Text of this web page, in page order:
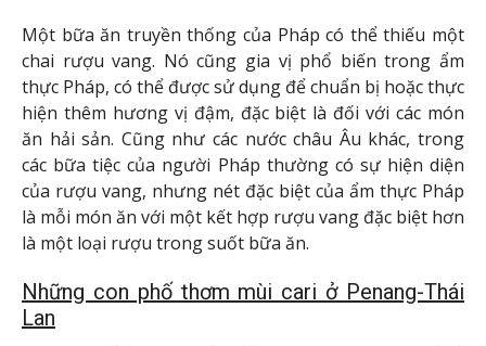
Một bữa ăn truyền thống của Pháp có thể thiếu một
chai rượu vang. Nó cũng gia vị phổ biến trong ẩm
thực Pháp, có thể được sử dụng để chuẩn bị hoặc thực
hiện thêm hương vị đậm, đặc biệt là đối với các món
ăn hải sản. Cũng như các nước châu Âu khác, trong
các bữa tiệc của người Pháp thường có sự hiện diện
của rượu vang, nhưng nét đặc biệt của ẩm thực Pháp
là mỗi món ăn với một kết hợp rượu vang đặc biệt hơn
là một loại rượu trong suốt bữa ăn.
Những con phố thơm mùi cari ở Penang-Thái
Lan